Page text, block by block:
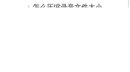
怎么压缩录音文件大小